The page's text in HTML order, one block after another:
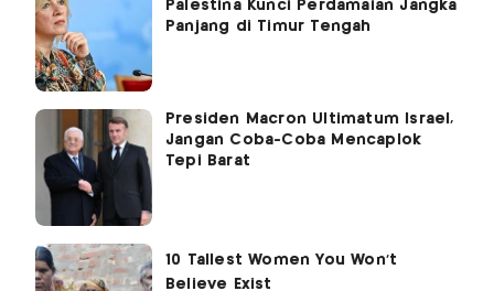
Palestina Kunci Perdamaian Jangka
Panjang di Timur Tengah
Presiden Macron Ultimatum Israel,
Jangan Coba-Coba Mencaplok
Tepi Barat